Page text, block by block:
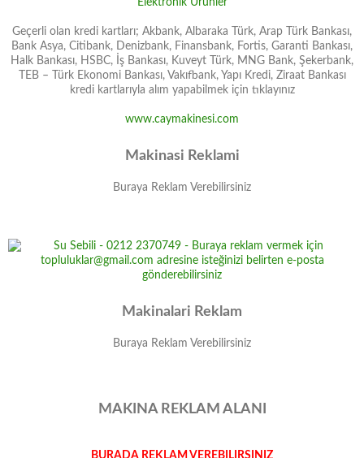
Geçerli olan kredi kartları; Akbank, Albaraka Türk, Arap Türk Bankası,
Bank Asya, Citibank, Denizbank, Finansbank, Fortis, Garanti Bankası,
Halk Bankası, HSBC, İş Bankası, Kuveyt Türk, MNG Bank, Şekerbank,
TEB – Türk Ekonomi Bankası, Vakıfbank, Yapı Kredi, Ziraat Bankası
kredi kartlarıyla alım yapabilmek için tıklayınız
www.caymakinesi.com
Makinasi Reklami
Buraya Reklam Verebilirsiniz
Makinalari Reklam
Buraya Reklam Verebilirsiniz
MAKINA REKLAM ALANI
BURADA REKLAM VEREBILIRSINIZ